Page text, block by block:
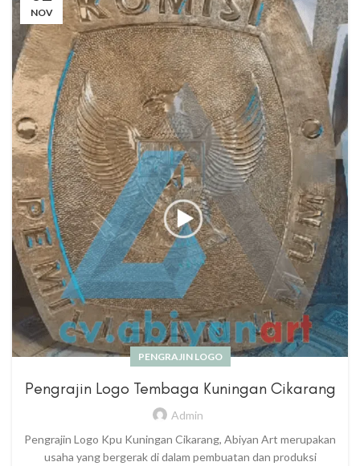
NOV
PENGRAJIN LOGO
Pengrajin Logo Tembaga Kuningan Cikarang
Admin
Pengrajin Logo Kpu Kuningan Cikarang, Abiyan Art merupakan
usaha yang bergerak di dalam pembuatan dan produksi